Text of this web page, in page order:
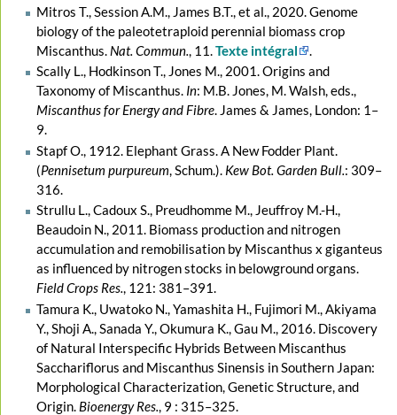
Mitros T., Session A.M., James B.T., et al., 2020. Genome
biology of the paleotetraploid perennial biomass crop
Miscanthus. Nat. Commun., 11.Texte intégral
.
Scally L., Hodkinson T., Jones M., 2001. Origins and
Taxonomy of Miscanthus. In: M.B. Jones, M. Walsh, eds.,
Miscanthus for Energy and Fibre. James & James, London: 1–
9.
Stapf O., 1912. Elephant Grass. A New Fodder Plant.
(Pennisetum purpureum, Schum.). Kew Bot. Garden Bull.: 309–
316.
Strullu L., Cadoux S., Preudhomme M., Jeuffroy M.-H.,
Beaudoin N., 2011. Biomass production and nitrogen
accumulation and remobilisation by Miscanthus x giganteus
as influenced by nitrogen stocks in belowground organs.
Field Crops Res., 121: 381–391.
Tamura K., Uwatoko N., Yamashita H., Fujimori M., Akiyama
Y., Shoji A., Sanada Y., Okumura K., Gau M., 2016. Discovery
of Natural Interspecific Hybrids Between Miscanthus
Sacchariflorus and Miscanthus Sinensis in Southern Japan:
Morphological Characterization, Genetic Structure, and
Origin. Bioenergy Res., 9 : 315–325.